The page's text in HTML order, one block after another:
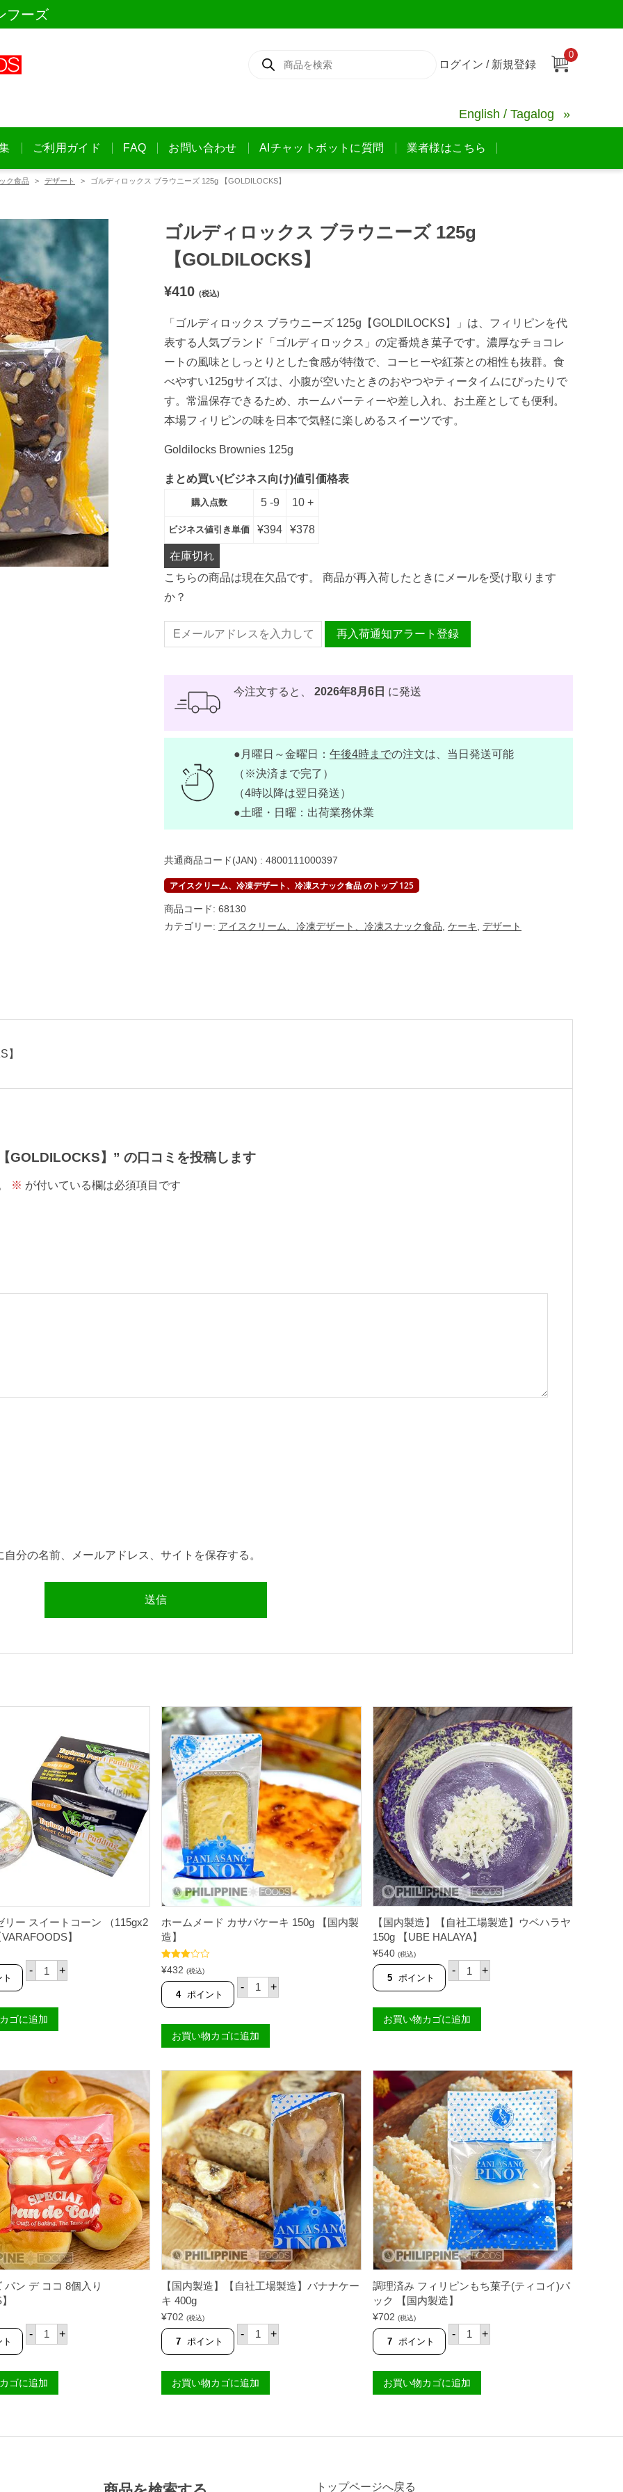
フーズ
ログイン / 新規登録
0
English / Tagalog
ご利用ガイド FAQ お問い合わせ AIチャットボットに質問 業者様はこちら
ク食品 デザート ゴルディロックス ブラウニーズ 125g 【GOLDILOCKS】
ゴルディロックス ブラウニーズ 125g
【GOLDILOCKS】
¥410 (税込)
「ゴルディロックス ブラウニーズ 125g【GOLDILOCKS】」は、フィリピンを代
表する人気ブランド「ゴルディロックス」の定番焼き菓子です。濃厚なチョコレ
ートの風味としっとりとした食感が特徴で、コーヒーや紅茶との相性も抜群。食
べやすい125gサイズは、小腹が空いたときのおやつやティータイムにぴったりで
す。常温保存できるため、ホームパーティーや差し入れ、お土産としても便利。
本場フィリピンの味を日本で気軽に楽しめるスイーツです。
Goldilocks Brownies 125g
まとめ買い(ビジネス向け)値引価格表
購入点数 5 -9 10 +
ビジネス値引き単価 ¥394 ¥378
在庫切れ
こちらの商品は現在欠品です。 商品が再入荷したときにメールを受け取ります
か？
再入荷通知アラート登録
今注文すると、 2026年8月6日 に発送
●月曜日～金曜日： 午後4時までの注文は、当日発送可能
（※決済まで完了）
（4時以降は翌日発送）
●土曜・日曜：出荷業務休業
共通商品コード(JAN) : 4800111000397
アイスクリーム、冷凍デザート、冷凍スナック食品 のトップ 125
商品コード: 68130
カテゴリー: アイスクリーム、冷凍デザート、冷凍スナック食品 ケーキ デザート
】
GOLDILOCKS】” の口コミを投稿します
※ が付いている欄は必須項目です
分の名前、メールアドレス、サイトを保存する。
リー スイートコーン （115gx2
】
- タ
ピ
ゼ
リ
ー
ト
コ
ー
ン
（
1
5
g
x
2
個
入
り
）
【
V
A
A
S
+
ゴに追加
ホームメード カサバケーキ 150g 【国内製
造】
5段階
中3.00
の評価
¥432 (税込)
4 ポイント
- ホ
ー
ー
ド
カ
バ
ケ
ー
キ
1
5
0
g
【
国
内
製
造
】
個
+
お買い物カゴに追加
【国内製造】【自社工場製造】ウベハラヤ
150g 【UBE HALAYA】
¥540 (税込)
5 ポイント
- 【
国
造
】
【
場
製
造
】
ウ
ベ
ハ
ラ
ヤ
1
0
g
【
U
B
E
H
L
】
個
+
お買い物カゴに追加
パン デ ココ 8個入り
- ジ
ン
ズ
パ
ン
8
+
ゴに追加
【国内製造】【自社工場製造】バナナケー
キ 400g
¥702 (税込)
7 ポイント
- 【
国
造
】
【
場
+
お買い物カゴに追加
調理済み フィリピンもち菓子(ティコイ)パ
ック 【国内製造】
¥702 (税込)
7 ポイント
- 調
理
フ
ィ
リ
ち
+
お買い物カゴに追加
トップページへ戻る